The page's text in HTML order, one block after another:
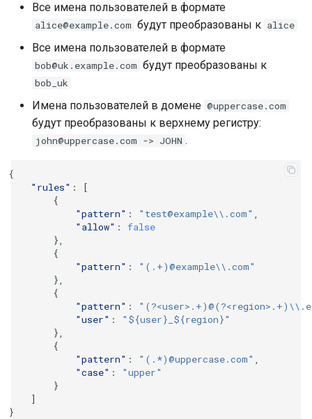
Все имена пользователей в формате
alice@example.com будут преобразованы к alice
Все имена пользователей в формате
bob@uk.example.com будут преобразованы к
bob_uk
Имена пользователей в домене @uppercase.com
будут преобразованы к верхнему регистру:
john@uppercase.com -> JOHN .
{
"rules" :
[
{
"pattern" : "test@example\\.com"
"allow" :
false
},
{
"pattern" :
"(.+)@example\\.com"
},
{
"pattern" :
"user" :
"${user}_${region}"
},
{
"pattern" : "(.*)@uppercase.com"
"case" :
"upper"
}
]
}